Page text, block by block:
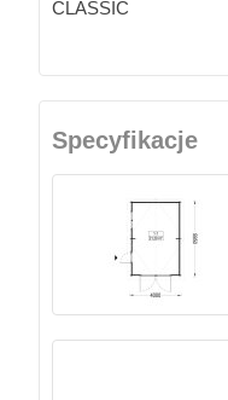
CLASSIC
Specyfikacje